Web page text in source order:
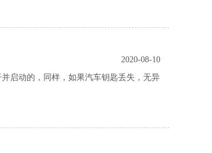
2020-08-10
启动的，同样，如果汽车钥匙丢失，无异